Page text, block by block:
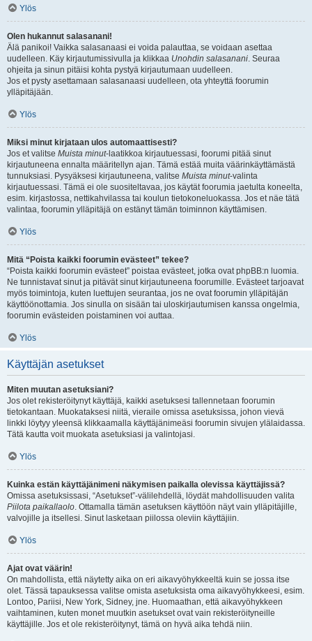
Ylös
Olen hukannut salasanani!
Älä panikoi! Vaikka salasanaasi ei voida palauttaa, se voidaan asettaa
uudelleen. Käy kirjautumissivulla ja klikkaa Unohdin salasanani. Seuraa
ohjeita ja sinun pitäisi kohta pystyä kirjautumaan uudelleen.
Jos et pysty asettamaan salasanaasi uudelleen, ota yhteyttä foorumin
ylläpitäjään.
Ylös
Miksi minut kirjataan ulos automaattisesti?
Jos et valitse Muista minut-laatikkoa kirjautuessasi, foorumi pitää sinut
kirjautuneena ennalta määritellyn ajan. Tämä estää muita väärinkäyttämästä
tunnuksiasi. Pysyäksesi kirjautuneena, valitse Muista minut-valinta
kirjautuessasi. Tämä ei ole suositeltavaa, jos käytät foorumia jaetulta koneelta,
esim. kirjastossa, nettikahvilassa tai koulun tietokoneluokassa. Jos et näe tätä
valintaa, foorumin ylläpitäjä on estänyt tämän toiminnon käyttämisen.
Ylös
Mitä “Poista kaikki foorumin evästeet” tekee?
“Poista kaikki foorumin evästeet” poistaa evästeet, jotka ovat phpBB:n luomia.
Ne tunnistavat sinut ja pitävät sinut kirjautuneena foorumille. Evästeet tarjoavat
myös toimintoja, kuten luettujen seurantaa, jos ne ovat foorumin ylläpitäjän
käyttöönottamia. Jos sinulla on sisään tai uloskirjautumisen kanssa ongelmia,
foorumin evästeiden poistaminen voi auttaa.
Ylös
Käyttäjän asetukset
Miten muutan asetuksiani?
Jos olet rekisteröitynyt käyttäjä, kaikki asetuksesi tallennetaan foorumin
tietokantaan. Muokataksesi niitä, vieraile omissa asetuksissa, johon vievä
linkki löytyy yleensä klikkaamalla käyttäjänimeäsi foorumin sivujen ylälaidassa.
Tätä kautta voit muokata asetuksiasi ja valintojasi.
Ylös
Kuinka estän käyttäjänimeni näkymisen paikalla olevissa käyttäjissä?
Omissa asetuksissasi, “Asetukset”-välilehdellä, löydät mahdollisuuden valita
Piilota paikallaolo. Ottamalla tämän asetuksen käyttöön näyt vain ylläpitäjille,
valvojille ja itsellesi. Sinut lasketaan piilossa oleviin käyttäjiin.
Ylös
Ajat ovat väärin!
On mahdollista, että näytetty aika on eri aikavyöhykkeeltä kuin se jossa itse
olet. Tässä tapauksessa valitse omista asetuksista oma aikavyöhykkeesi, esim.
Lontoo, Pariisi, New York, Sidney, jne. Huomaathan, että aikavyöhykkeen
vaihtaminen, kuten monet muutkin asetukset ovat vain rekisteröityneille
käyttäjille. Jos et ole rekisteröitynyt, tämä on hyvä aika tehdä niin.